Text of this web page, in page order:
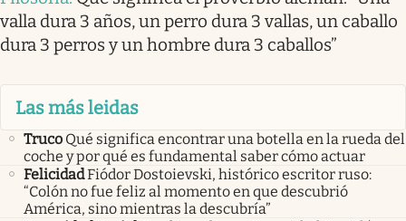
valla dura 3 años, un perro dura 3 vallas, un caballo
dura 3 perros y un hombre dura 3 caballos”
Las más leidas
Truco Qué significa encontrar una botella en la rueda del
coche y por qué es fundamental saber cómo actuar
FelicidadFiódor Dostoievski, histórico escritor ruso:
“Colón no fue feliz al momento en que descubrió
América, sino mientras la descubría”